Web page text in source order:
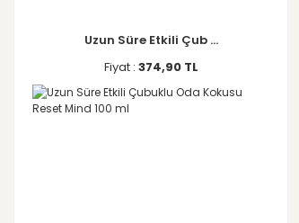
Uzun Süre Etkili Çub ...
Fiyat : 374,90 TL